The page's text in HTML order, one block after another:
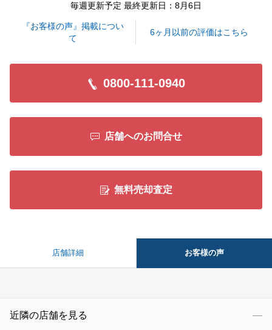
毎週更新予定 最終更新日：8月6日
『お客様の声』掲載につい
て
6ヶ月以前の評価はこちら
0800-111-0940
店舗へのお問合せ
無料売却査定
店舗詳細 お客様の声
近隣の店舗を見る